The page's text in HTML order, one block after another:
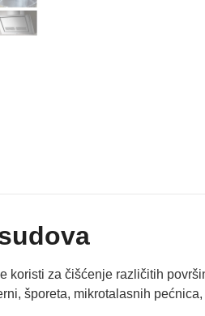
za čišćenje različitih
šporeta, mikrotalasnih